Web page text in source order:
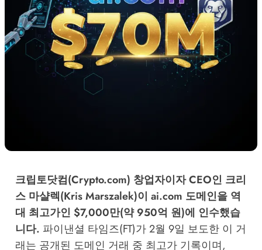
크립토닷컴(Crypto.com) 창업자이자 CEO인 크리
스 마샬렉(Kris Marszalek)이 ai.com 도메인을 역
대 최고가인 $7,000만(약 950억 원)에 인수했습
니다. 파이낸셜 타임즈(FT)가 2월 9일 보도한 이 거
래는 공개된 도메인 거래 중 최고가 기록이며,